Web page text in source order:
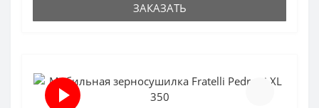
ЗАКАЗАТЬ